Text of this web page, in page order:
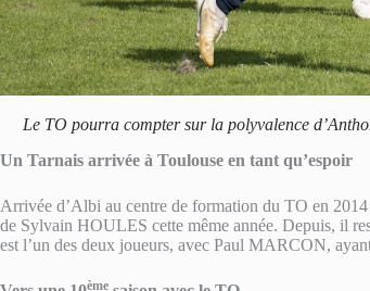
Le TO pourra compter sur la polyvalence
Un Tarnais arrivée à Toulouse en tant qu’espoir
Arrivée d’Albi au centre de formation du TO en
de Sylvain HOULES cette même année. Depuis, il
est l’un des deux joueurs, avec Paul MARCON,
ème